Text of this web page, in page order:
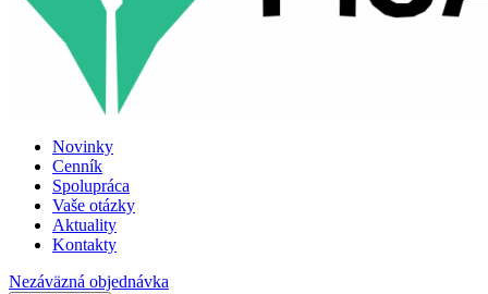
Novinky
Cenník
Spolupráca
Vaše otázky
Aktuality
Kontakty
Nezáväzná objednávka